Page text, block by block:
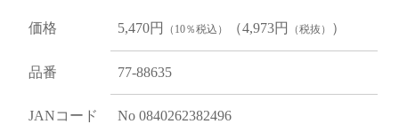
価格 5,470円 （10％税込） （4,973円 （税抜） ）
品番 77-88635
JANコード No 0840262382496